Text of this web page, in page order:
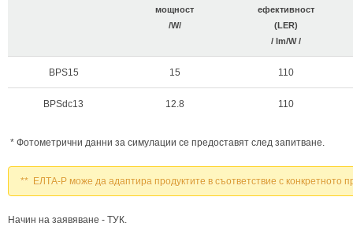
мощност
/W/
ефективност
(LER)
/ lm/W /
BPS15 15 110
BPSdc13 12.8 110
* Фотометрични данни за симулации се предоставят след запитване.
** ЕЛТА-Р може да адаптира продуктите в съответствие с конкретното
Начин на заявяване - ТУК.